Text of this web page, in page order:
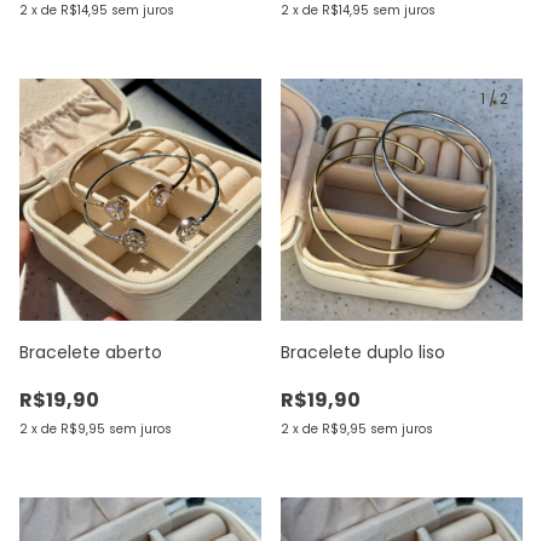
2 x de R$14,95 sem juros 2 x de R$14,95 sem juros
1 / 5
Bracelete aberto
R$19,90
2 x de R$9,95 sem juros
1 /2
Bracelete duplo liso
R$19,90
2 x de R$9,95 sem juros